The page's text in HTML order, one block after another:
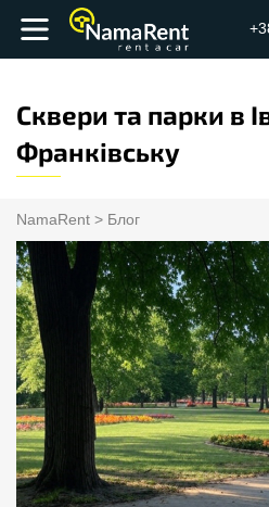
Сквери та парки в
Франківську
NamaRent > Блог